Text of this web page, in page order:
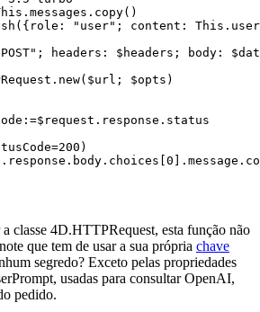
"user"; content:
headers: $headers; body:
$opts)
a classe 4D.HTTPRequest, esta função não
que tem de usar a sua própria chave
segredo? Exceto pelas propriedades
, usadas para consultar OpenAI,
pedido.